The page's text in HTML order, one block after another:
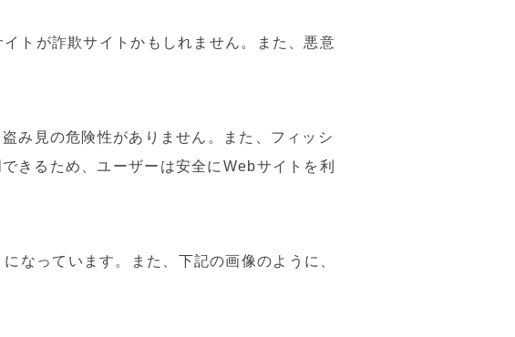
トが詐欺サイトかもしれません。また、悪意
み見の危険性がありません。また、フィッシ
きるため、ユーザーは安全にWebサイトを利
なっています。また、下記の画像のように、